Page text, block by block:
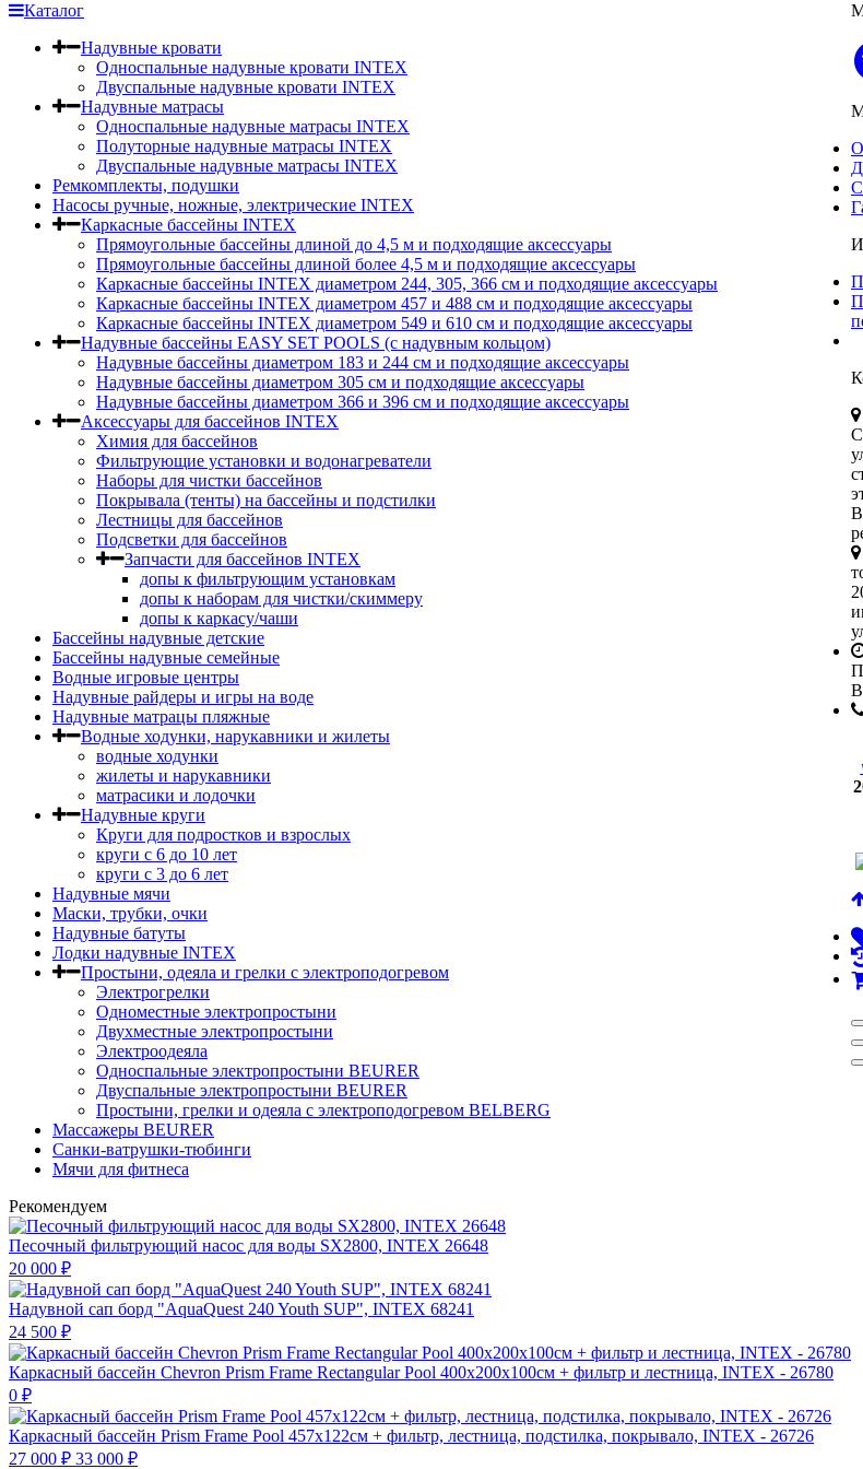
Каталог
Надувные кровати
Односпальные надувные кровати INTEX
Двуспальные надувные кровати INTEX
Надувные матрасы
Односпальные надувные матрасы INTEX
Полуторные надувные матрасы INTEX
Двуспальные надувные матрасы INTEX
Ремкомплекты, подушки
Насосы ручные, ножные, электрические INTEX
Каркасные бассейны INTEX
Прямоугольные бассейны длиной до 4,5 м и подходящие аксессуары
Прямоугольные бассейны длиной более 4,5 м и подходящие аксессуары
Каркасные бассейны INTEX диаметром 244, 305, 366 см и подходящие аксессуары
Каркасные бассейны INTEX диаметром 457 и 488 cм и подходящие аксессуары
Каркасные бассейны INTEX диаметром 549 и 610 см и подходящие аксессуары
Надувные бассейны EASY SET POOLS (с надувным кольцом)
Надувные бассейны диаметром 183 и 244 см и подходящие аксессуары
Надувные бассейны диаметром 305 см и подходящие аксессуары
Надувные бассейны диаметром 366 и 396 см и подходящие аксессуары
Аксессуары для бассейнов INTEX
Химия для бассейнов
Фильтрующие установки и водонагреватели
Наборы для чистки бассейнов
Покрывала (тенты) на бассейны и подстилки
Лестницы для бассейнов
Подсветки для бассейнов
Запчасти для бассейнов INTEX
допы к фильтрующим установкам
допы к наборам для чистки/скиммеру
допы к каркасу/чаши
Бассейны надувные детские
Бассейны надувные семейные
Водные игровые центры
Надувные райдеры и игры на воде
Надувные матрацы пляжные
Водные ходунки, нарукавники и жилеты
водные ходунки
жилеты и нарукавники
матрасики и лодочки
Надувные круги
Круги для подростков и взрослых
круги с 6 до 10 лет
круги c 3 до 6 лет
Надувные мячи
Маски, трубки, очки
Надувные батуты
Лодки надувные INTEX
Простыни, одеяла и грелки с электроподогревом
Электрогрелки
Одноместные электропростыни
Двухместные электропростыни
Электроодеяла
Односпальные электропростыни BEURER
Двуспальные электропростыни BEURER
Простыни, грелки и одеяла с электроподогревом BELBERG
Массажеры BEURER
Санки-ватрушки-тюбинги
Мячи для фитнеса
Рекомендуем
Песочный фильтрующий насос для воды SX2800, INTEX 26648
20 000 ₽
Надувной сап борд "AquaQuest 240 Youth SUP", INTEX 68241
24 500 ₽
Каркасный бассейн Chevron Prism Frame Rectangular Pool 400х200х100см + фильтр и лестница, INTEX - 26780
0 ₽
Каркасный бассейн Prism Frame Pool 457х122см + фильтр, лестница, подстилка, покрывало, INTEX - 26726
27 000 ₽ 33 000 ₽
О